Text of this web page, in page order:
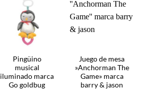
Pingüino
musical
iluminado marca
Go goldbug
Juego de mesa
»Anchorman The
Game» marca
barry & jason